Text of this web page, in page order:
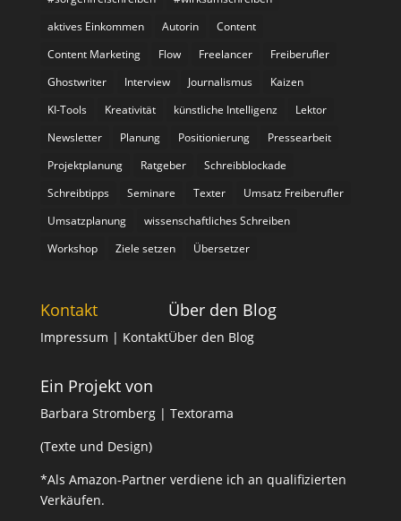
aktives Einkommen
Autorin
Content
Content Marketing
Flow Freelancer
Freiberufler
Ghostwriter
Interview Journalismus
Kaizen
KI-Tools
Kreativität künstliche Intelligenz
Lektor
Newsletter
Planung Positionierung
Pressearbeit
Projektplanung
Ratgeber
Schreibblockade
Schreibtipps
Seminare Texter
Umsatz Freiberufler
Umsatzplanung
wissenschaftliches Schreiben
Workshop
Ziele setzen Übersetzer
Kontakt
Impressum | Kontakt
Über den Blog
Über den Blog
Ein Projekt von
Barbara Stromberg | Textorama
(Texte und Design)
*Als Amazon-Partner verdiene ich an qualifizierten
Verkäufen.